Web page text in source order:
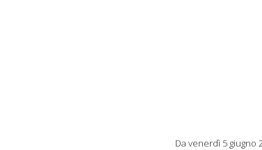
Da venerdì 5 giugno